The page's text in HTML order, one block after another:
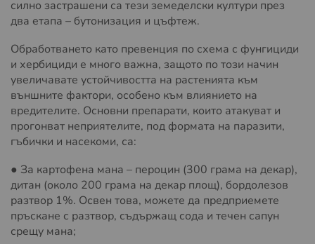
силно застрашени са тези земеделски култури през
два етапа – бутонизация и цъфтеж.
Обработването като превенция по схема с фунгициди
и хербициди е много важна, защото по този начин
увеличавате устойчивостта на растенията към
външните фактори, особено към влиянието на
вредителите. Основни препарати, които атакуват и
прогонват неприятелите, под формата на паразити,
гъбички и насекоми, са:
● За картофена мана – пероцин (300 грама на декар),
дитан (около 200 грама на декар площ), бордолезов
разтвор 1%. Освен това, можете да предприемете
пръскане с разтвор, съдържащ сода и течен сапун
срещу мана;